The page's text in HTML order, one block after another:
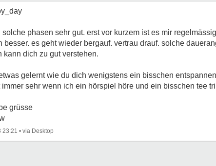
solche phasen sehr gut. erst vor kurzem ist es mir
besser. es geht wieder bergauf. vertrau drauf. solche
kann dich zu gut verstehen.
gelernt wie du dich wenigstens ein bisschen
immer sehr wenn ich ein hörspiel höre und ein bisschen tee
grüsse
23:21 •